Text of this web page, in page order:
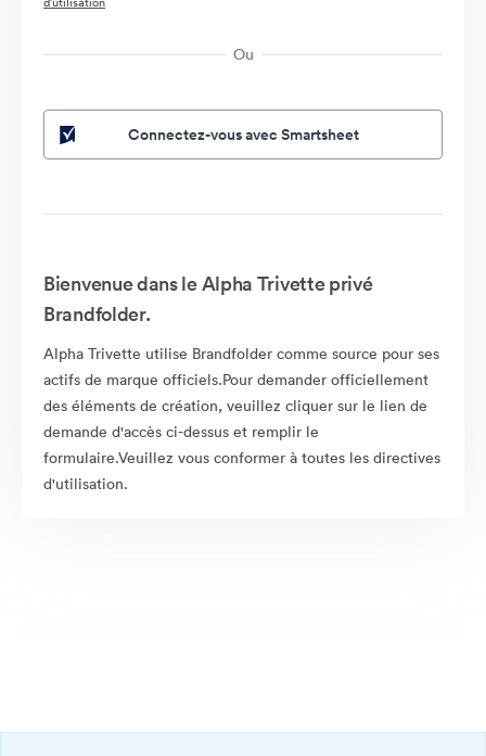
Ou
Connectez-vous avec Smartsheet
Bienvenue dans le Alpha Trivette privé
Brandfolder.
Alpha Trivette utilise Brandfolder comme source pour ses
actifs de marque officiels.Pour demander officiellement
des éléments de création, veuillez cliquer sur le lien de
demande d'accès ci-dessus et remplir le
formulaire.Veuillez vous conformer à toutes les directives
d'utilisation.